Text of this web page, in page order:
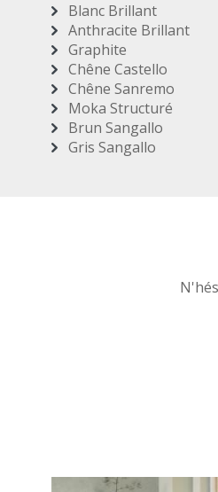
Blanc Brillant
Anthracite Brillant
Graphite
Chêne Castello
Chêne Sanremo
Moka Structuré
Brun Sangallo
Gris Sangallo